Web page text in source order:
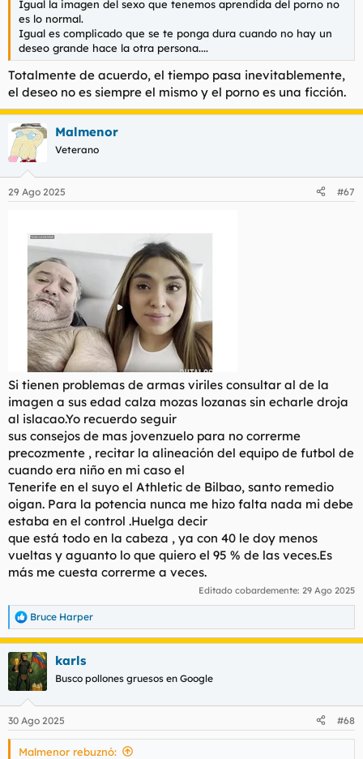
Igual la imagen del sexo que tenemos aprendida del porno no
es lo normal.
Igual es complicado que se te ponga dura cuando no hay un
deseo grande hace la otra persona....
Totalmente de acuerdo, el tiempo pasa inevitablemente,
el deseo no es siempre el mismo y el porno es una ficción.
Malmenor
Veterano
29 Ago 2025 #67
Si tienen problemas de armas viriles consultar al de la
imagen a sus edad calza mozas lozanas sin echarle droja
al islacao.Yo recuerdo seguir
sus consejos de mas jovenzuelo para no correrme
precozmente , recitar la alineación del equipo de futbol de
cuando era niño en mi caso el
Tenerife en el suyo el Athletic de Bilbao, santo remedio
oigan. Para la potencia nunca me hizo falta nada mi debe
estaba en el control .Huelga decir
que está todo en la cabeza , ya con 40 le doy menos
vueltas y aguanto lo que quiero el 95 % de las veces.Es
más me cuesta correrme a veces.
Editado cobardemente: 29 Ago 2025
R
e
a
c
c
i
e
s
Bruce Harper
karls
Busco pollones gruesos en Google
30 Ago 2025 #68
Malmenor rebuznó: